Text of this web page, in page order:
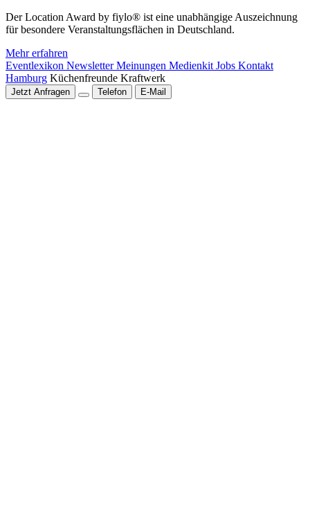
Der Location Award by fiylo® ist eine unabhängige Auszeichnung
für besondere Veranstaltungsflächen in Deutschland.
Mehr erfahren
Eventlexikon NewsletterMeinungen Medienkit Jobs Kontakt
Hamburg Küchenfreunde Kraftwerk
Jetzt Anfragen Telefon E-Mail